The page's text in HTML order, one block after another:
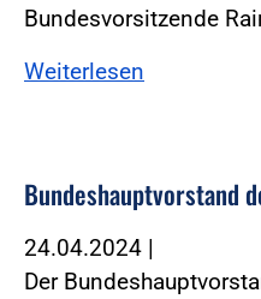
Bundesvorsitzende
Weiterlesen
Bundeshauptvorstand
24.04.2024 |
Der